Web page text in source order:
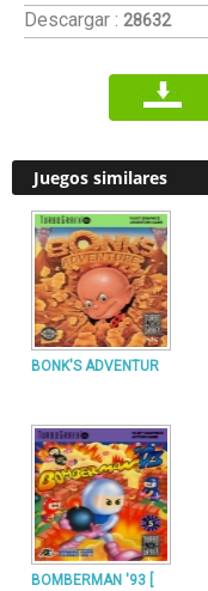
Descargar : 28632
Juegos similares
BONK'S ADVENTUR
BOMBERMAN '93 [